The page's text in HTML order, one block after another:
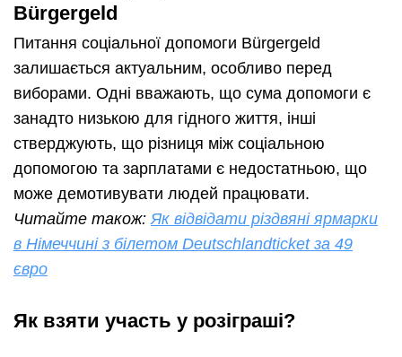
Bürgergeld
Питання соціальної допомоги Bürgergeld
залишається актуальним, особливо перед
виборами. Одні вважають, що сума допомоги є
занадто низькою для гідного життя, інші
стверджують, що різниця між соціальною
допомогою та зарплатами є недостатньою, що
може демотивувати людей працювати.
Читайте також: Як відвідати різдвяні ярмарки
в Німеччині з білетом Deutschlandticket за 49
євро
Як взяти участь у розіграші?